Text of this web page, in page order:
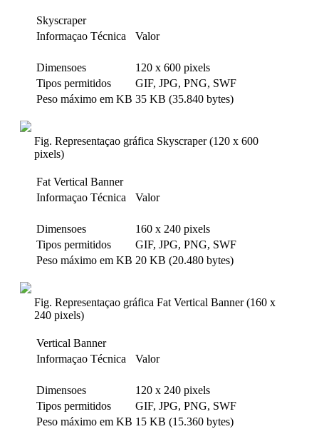
Skyscraper
Informaçao Técnica
Valor
Dimensoes
120 x 600 pixels
Tipos permitidos
GIF, JPG, PNG, SWF
Peso máximo em KB 35 KB (35.840 bytes)
Fig. Representaçao gráfica Skyscraper (120 x 600
pixels)
Fat Vertical Banner
Informaçao Técnica
Valor
Dimensoes
160 x 240 pixels
Tipos permitidos
GIF, JPG, PNG, SWF
Peso máximo em KB 20 KB (20.480 bytes)
Fig. Representaçao gráfica Fat Vertical Banner (160 x
240 pixels)
Vertical Banner
Informaçao Técnica
Valor
Dimensoes
120 x 240 pixels
Tipos permitidos
GIF, JPG, PNG, SWF
Peso máximo em KB 15 KB (15.360 bytes)